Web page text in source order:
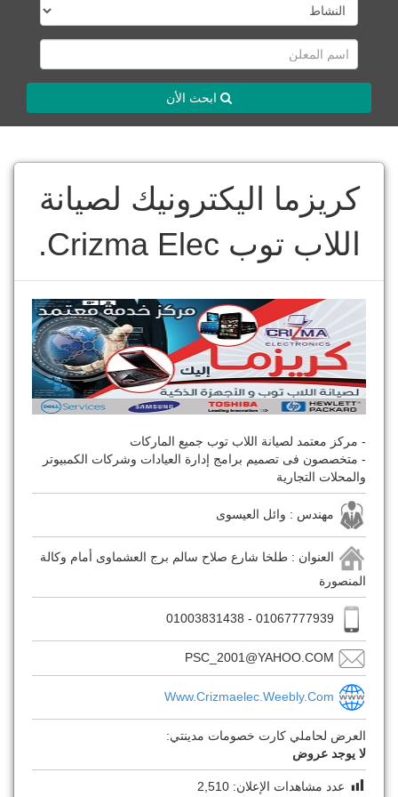
ابحث الأن
كريزما اليكترونيك لصيانة
اللاب توب Crizma Elec.
- مركز معتمد لصيانة اللاب توب جميع الماركات
- متخصصون فى تصميم برامج إدارة العيادات وشركات الكمبيوتر
والمحلات التجارية
مهندس : وائل العيسوى
العنوان : طلخا شارع صلاح سالم برج العشماوى أمام وكالة
المنصورة
PSC_2001@YAHOO.COM
Www.crizmaelec.weebly.com
العرض لحاملي كارت خصومات مدينتي:
لا يوجد عروض
عدد مشاهدات الإعلان: 2,510